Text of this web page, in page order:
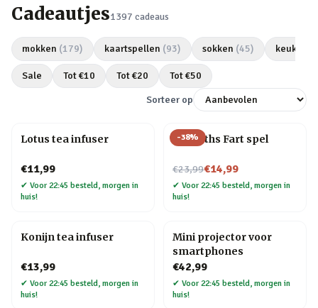
Cadeautjes1397 cadeaus
mokken (179) kaartspellen (93) sokken (45)
Sale Tot €10 Tot €20 Tot €50
Sorteer op
Lotus tea infuser
€11,99
✔ Voor 22:45 besteld, morgen in
huis!
-38%
Do Sloths Fart spel
€23,99
Nu voor€14,99
✔ Voor 22:45 besteld, morgen in
huis!
Konijn tea infuser
€13,99
✔ Voor 22:45 besteld, morgen in
huis!
Mini projector voor
smartphones
€42,99
✔ Voor 22:45 besteld, morgen in
huis!